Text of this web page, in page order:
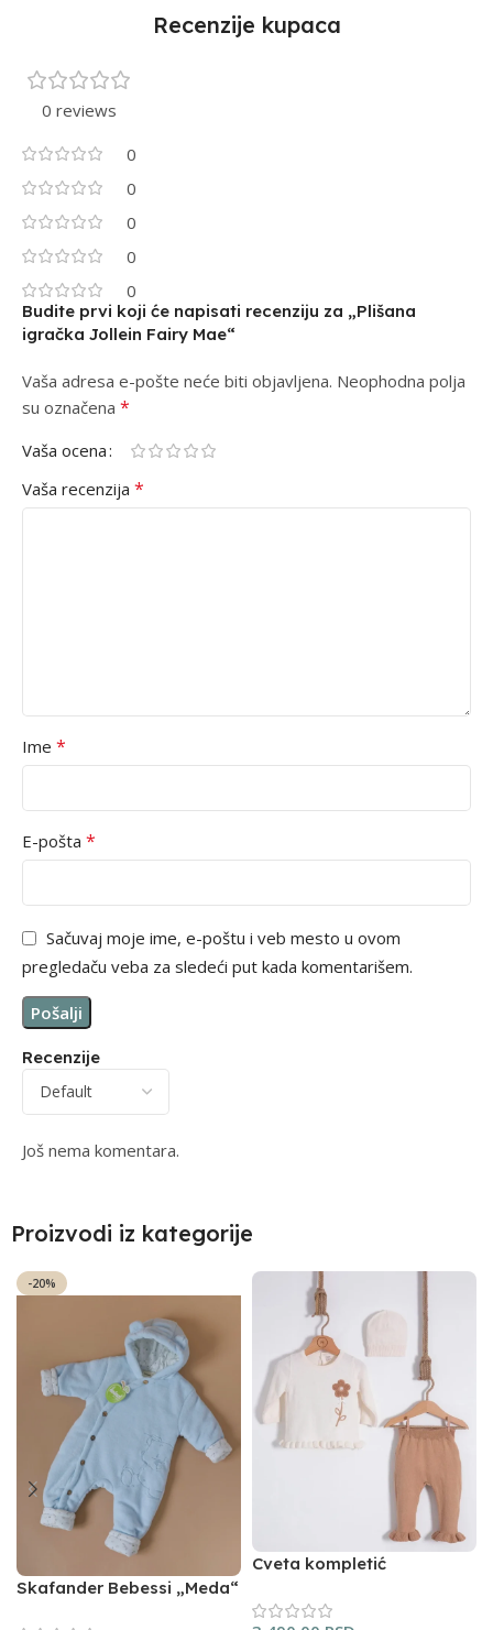
Recenzije kupaca
0 reviews
0
0
0
0
0
Recenzije
Još nema komentara.
Budite prvi koji će napisati recenziju za „Plišana
igračka Jollein Fairy Mae“
Vaša adresa e-pošte neće biti objavljena. Neophodna polja
su označena *
Vaša ocena
Vaša recenzija *
Ime *
E-pošta *
Sačuvaj moje ime, e-poštu i veb mesto u ovom
pregledaču veba za sledeći put kada komentarišem.
Alternative:
Proizvodi iz kategorije
-20%
Skafander Bebessi „Meda“
Cveta kompletić